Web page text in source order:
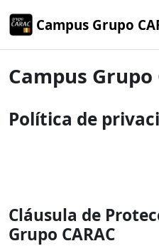
Campus Grupo
Campus Grupo
Política de
Cláusula de
Grupo CARAC